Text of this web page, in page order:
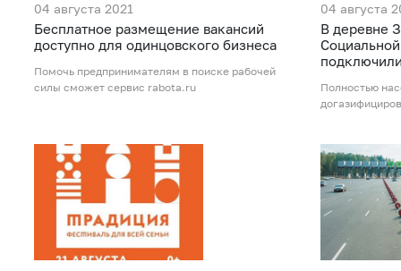
04 августа 2021
Бесплатное размещение вакансий
доступно для одинцовского бизнеса
Помочь предпринимателям в поиске рабочей
силы сможет сервис rabota.ru
04 августа
В деревне
Полностью